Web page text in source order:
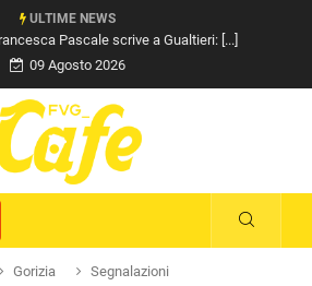
ULTIME NEWS
Pascale scrive a Gualtieri: [...]
09 Agosto 2026
Gorizia
Segnalazioni